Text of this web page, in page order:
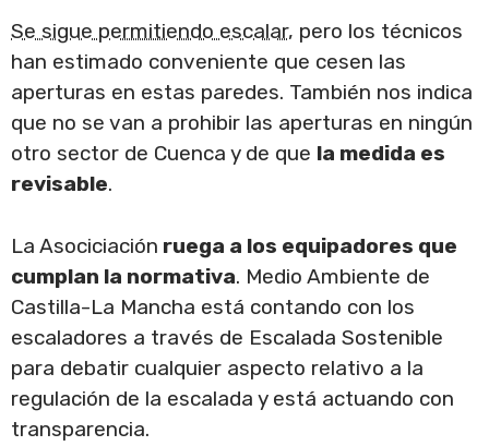
Se sigue permitiendo escalar, pero los técnicos
han estimado conveniente que cesen las
aperturas en estas paredes. También nos indica
que no se van a prohibir las aperturas en ningún
otro sector de Cuenca y de que la medida es
revisable.
La Asociciación ruega a los equipadores que
cumplan la normativa. Medio Ambiente de
Castilla-La Mancha está contando con los
escaladores a través de Escalada Sostenible
para debatir cualquier aspecto relativo a la
regulación de la escalada y está actuando con
transparencia.